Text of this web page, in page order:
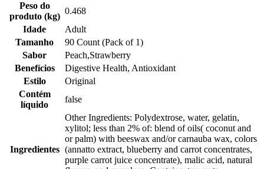
Peso do
produto (kg)
0.468
Idade
Adult
Tamanho
90 Count (Pack of 1)
Sabor
Peach,Strawberry
Benefícios
Digestive Health, Antioxidant
Estilo
Original
Contém
líquido
false
Ingredientes
Other Ingredients: Polydextrose, water, gelatin,
xylitol; less than 2% of: blend of oils( coconut and
or palm) with beeswax and/or carnauba wax, colors
(annatto extract, blueberry and carrot concentrates,
purple carrot juice concentrate), malic acid, natural